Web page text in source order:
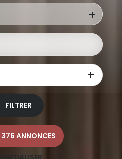
FILTRER
376 ANNONCES